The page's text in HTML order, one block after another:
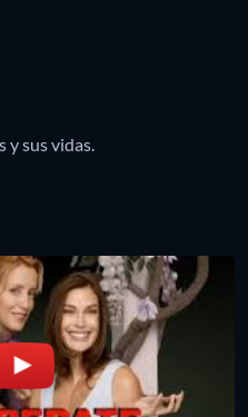
y sus vidas.